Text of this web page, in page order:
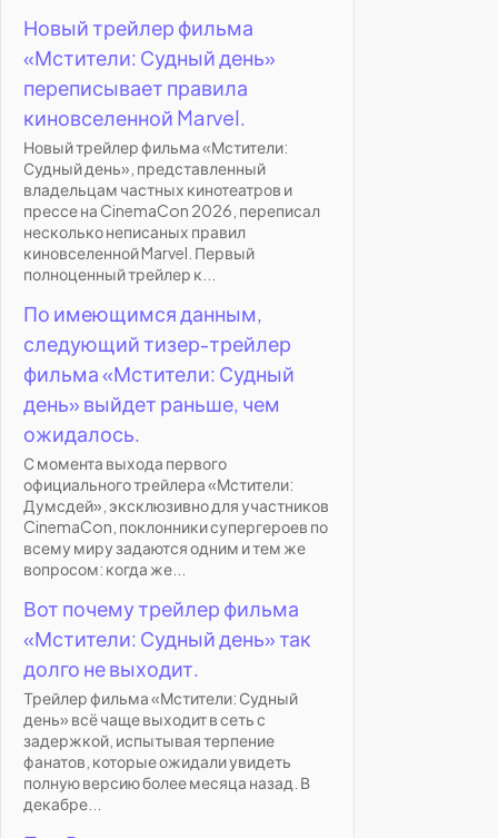
Новый трейлер фильма
«Мстители: Судный день»
переписывает правила
киновселенной Marvel.
Новый трейлер фильма «Мстители:
Судный день», представленный
владельцам частных кинотеатров и
прессе на CinemaCon 2026, переписал
несколько неписаных правил
киновселенной Marvel. Первый
полноценный трейлер к...
По имеющимся данным,
следующий тизер-трейлер
фильма «Мстители: Судный
день» выйдет раньше, чем
ожидалось.
С момента выхода первого
официального трейлера «Мстители:
Думсдей», эксклюзивно для участников
CinemaCon, поклонники супергероев по
всему миру задаются одним и тем же
вопросом: когда же...
Вот почему трейлер фильма
«Мстители: Судный день» так
долго не выходит.
Трейлер фильма «Мстители: Судный
день» всё чаще выходит в сеть с
задержкой, испытывая терпение
фанатов, которые ожидали увидеть
полную версию более месяца назад. В
декабре...